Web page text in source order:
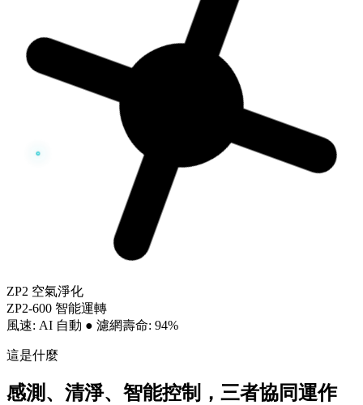
ZP2 空氣淨化
ZP2-600 智能運轉
風速: AI 自動 ● 濾網壽命: 94%
這是什麼
感測、清淨、智能控制，三者協同運作